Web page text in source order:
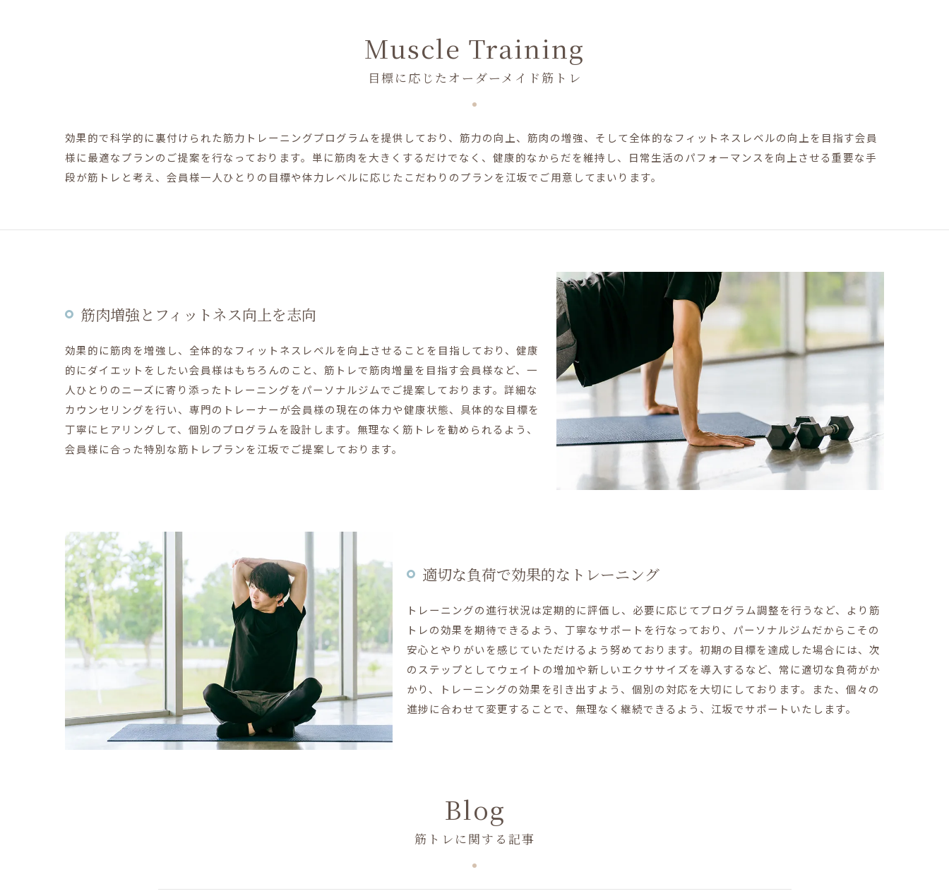
目標に応じたオーダーメイド筋トレ
Muscle Training
効果的で科学的に裏付けられた筋力トレーニングプログラムを提供しており、筋力の向上、筋肉の増強、そして全体的なフィットネスレベルの向上を目指す会員
様に最適なプランのご提案を行なっております。単に筋肉を大きくするだけでなく、健康的なからだを維持し、日常生活のパフォーマンスを向上させる重要な手
段が筋トレと考え、会員様一人ひとりの目標や体力レベルに応じたこだわりのプランを江坂でご用意してまいります。
筋肉増強とフィットネス向上を志向
効果的に筋肉を増強し、全体的なフィットネスレベルを向上させることを目指しており、健康
的にダイエットをしたい会員様はもちろんのこと、筋トレで筋肉増量を目指す会員様など、一
人ひとりのニーズに寄り添ったトレーニングをパーソナルジムでご提案しております。詳細な
カウンセリングを行い、専門のトレーナーが会員様の現在の体力や健康状態、具体的な目標を
丁寧にヒアリングして、個別のプログラムを設計します。無理なく筋トレを勧められるよう、
会員様に合った特別な筋トレプランを江坂でご提案しております。
適切な負荷で効果的なトレーニング
トレーニングの進行状況は定期的に評価し、必要に応じてプログラム調整を行うなど、より筋
トレの効果を期待できるよう、丁寧なサポートを行なっており、パーソナルジムだからこその
安心とやりがいを感じていただけるよう努めております。初期の目標を達成した場合には、次
のステップとしてウェイトの増加や新しいエクササイズを導入するなど、常に適切な負荷がか
かり、トレーニングの効果を引き出すよう、個別の対応を大切にしております。また、個々の
進捗に合わせて変更することで、無理なく継続できるよう、江坂でサポートいたします。
Blog
筋トレに関する記事